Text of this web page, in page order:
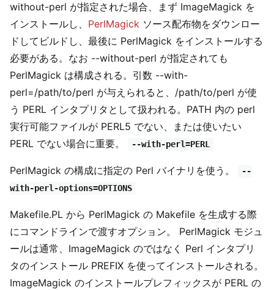
without-perl が指定された場合、まず ImageMagick を
インストールし、 PerlMagick ソース配布物をダウンロー
ドしてビルドし、最後に PerlMagick をインストールする
必要がある。なお --without-perl が指定されても
PerlMagick は構成される。引数 --with-
perl=/path/to/perl が与えられると、/path/to/perl が使
う PERL インタプリタとして扱われる。PATH 内の perl
実行可能ファイルが PERL5 でない、または使いたい
PERL でない場合に重要。
--with-perl=PERL
PerlMagick の構成に指定の Perl バイナリを使う。
--
with-perl-options=OPTIONS
Makefile.PL から PerlMagick の Makefile を生成する際
にコマンドラインで渡すオプション。 PerlMagick モジュ
ールは通常、ImageMagick のではなく Perl インタプリ
タのインストール PREFIX を使ってインストールされる。
ImageMagick のインストールプレフィックスが PERL の